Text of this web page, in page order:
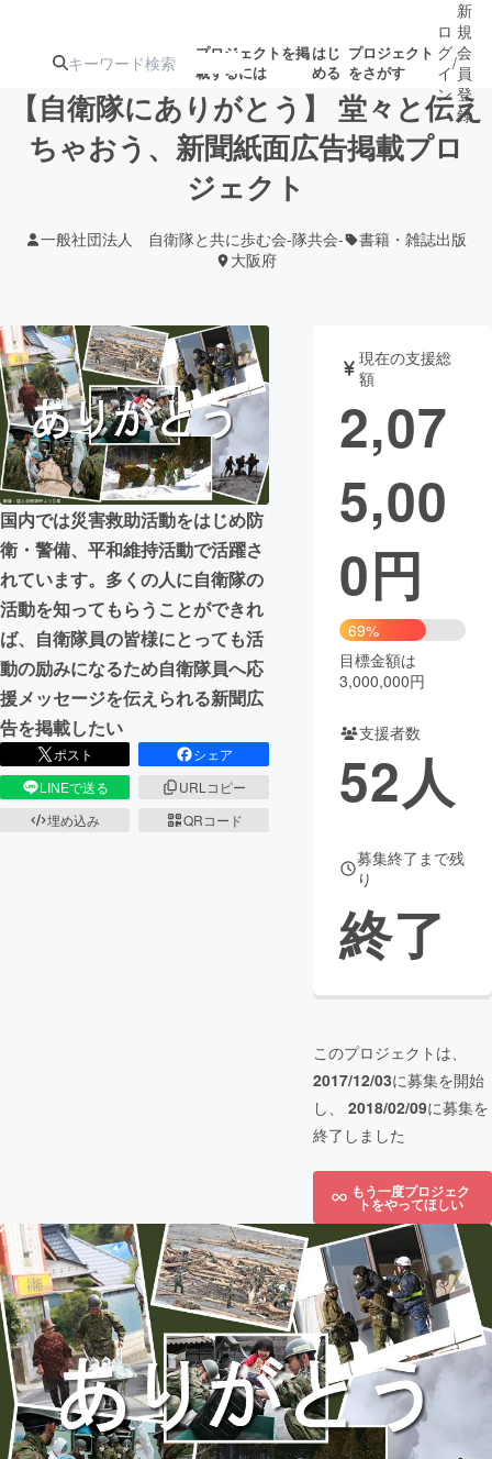
プロジェクトを掲
載するには
はじ
める
プロジェクト
をさがす
注目の新着プロ募集終了が近いプ
テクノロジー・ガジェット ゲーム・サ
映像・映画 書籍・雑誌
ビジネス・起業
まちづくり・地域活性化
CAMPFIRE for Social Good
CAMPFIRE Creation
CAMPFIREふるさと納税machi-ya コミュニティ
ロ
グ
イ
ン
/
新
規
会
員
登
録
【自衛隊にありがとう】 堂々と伝え
ちゃおう、新聞紙面広告掲載プロ
ジェクト
一般社団法人 自衛隊と共に歩む会-隊共会-
書籍・雑誌出版
大阪府
国内では災害救助活動をはじめ防
衛・警備、平和維持活動で活躍さ
れています。多くの人に自衛隊の
活動を知ってもらうことができれ
ば、自衛隊員の皆様にとっても活
動の励みになるため自衛隊員へ応
援メッセージを伝えられる新聞広
告を掲載したい
ポスト
シェア
LINEで送る
URLコピー
埋め込み
QRコード
現在の支援総
額
2,07
5,00
0円
69%
目標金額は
3,000,000円
支援者数
52人
募集終了まで残
り
終了
このプロジェクトは、
2017/12/03に募集を開始
し、 2018/02/09に募集を
終了しました
もう一度プロジェク
トをやってほしい